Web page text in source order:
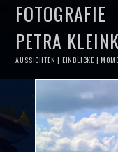
FOTOGRAFIE
PETRA
AUSSICHTEN | EINBLICKE |